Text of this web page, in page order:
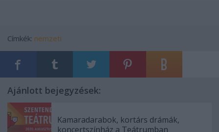
Címkék: nemzeti
Ajánlott bejegyzések:
Kamaradarabok, kortárs drámák,
koncertszínház a Teátrumban